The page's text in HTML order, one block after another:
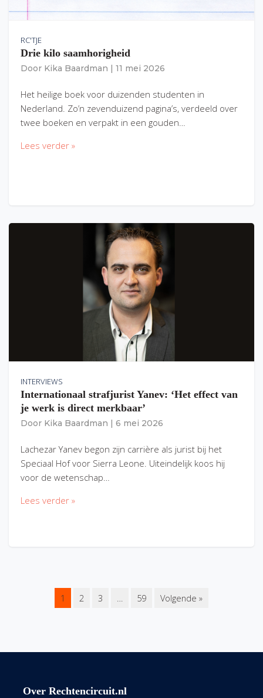
RC'TJE
Drie kilo saamhorigheid
Door Kika Baardman 11 mei 2026
Het heilige boek voor duizenden studenten in
Nederland. Zo’n zevenduizend pagina’s, verdeeld over
twee boeken en verpakt in een gouden…
Lees verder »
INTERVIEWS
Internationaal strafjurist Yanev: ‘Het effect van
je werk is direct merkbaar’
Door Kika Baardman 6 mei 2026
Lachezar Yanev begon zijn carrière als jurist bij het
Speciaal Hof voor Sierra Leone. Uiteindelijk koos hij
voor de wetenschap…
Lees verder »
1 2 3 … 59 Volgende »
Over Rechtencircuit.nl